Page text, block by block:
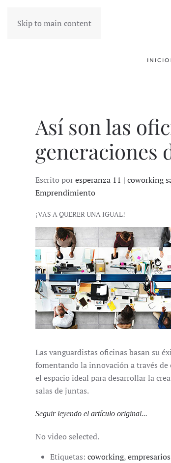
Skip to main content
INICIO
Así son las
generaciones
Escrito poresperanza 11 | coworking
Emprendimiento
¡VAS A QUERER UNA IGUAL!
Las vanguardistas oficinas basan su
fomentando la innovación a través
el espacio ideal para desarrollar la
salas de juntas.
Seguir leyendo el artículo original...
No video selected.
Etiquetas: coworking,empresarios